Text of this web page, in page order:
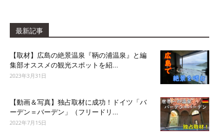
最新記事
【取材】広島の絶景温泉『鞆の浦温泉』と編
集部オススメの観光スポットを紹...
2023年3月31日
【動画＆写真】独占取材に成功！ドイツ「バ
ーデン＝バーデン」（フリードリ...
2022年7月15日